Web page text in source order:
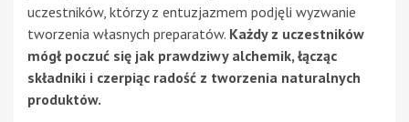
uczestników, którzy z entuzjazmem podjęli wyzwanie
tworzenia własnych preparatów. Każdy z uczestników
mógł poczuć się jak prawdziwy alchemik, łącząc
składniki i czerpiąc radość z tworzenia naturalnych
produktów.